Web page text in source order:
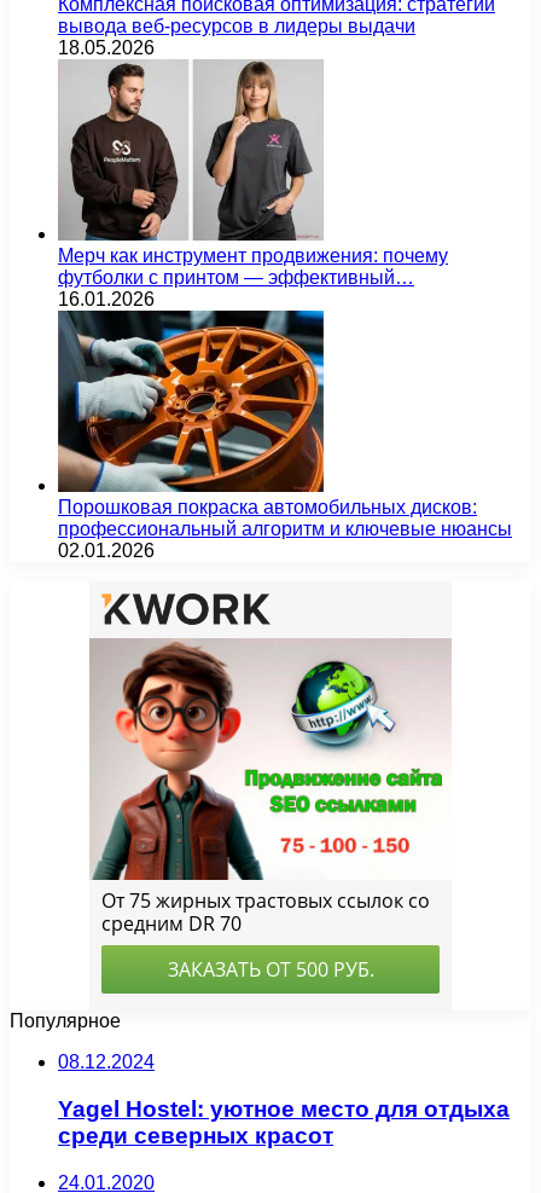
Комплексная поисковая оптимизация: стратегии
вывода веб-ресурсов в лидеры выдачи
18.05.2026
Мерч как инструмент продвижения: почему
футболки с принтом — эффективный…
16.01.2026
Порошковая покраска автомобильных дисков:
профессиональный алгоритм и ключевые нюансы
02.01.2026
Популярное
08.12.2024
Yagel Hostel: уютное место для отдыха
среди северных красот
24.01.2020